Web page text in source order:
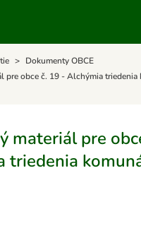
Dokumenty OBCE
pre obce č. 19 - Alchýmia
materiál pre
triedenia